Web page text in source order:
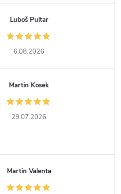
Luboš Pultar
6.08.2026
Martin Kosek
29.07.2026
Martin Valenta